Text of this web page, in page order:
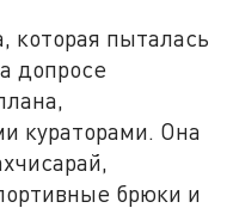
пыталась
допросе
кураторами. Она
брюки и